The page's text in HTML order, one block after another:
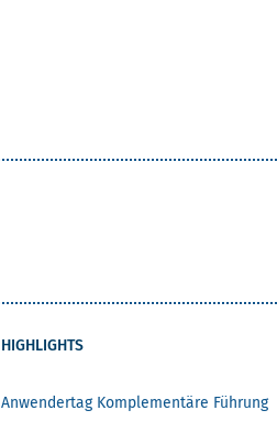
HIGHLIGHTS
Anwendertag Komplementäre Führung